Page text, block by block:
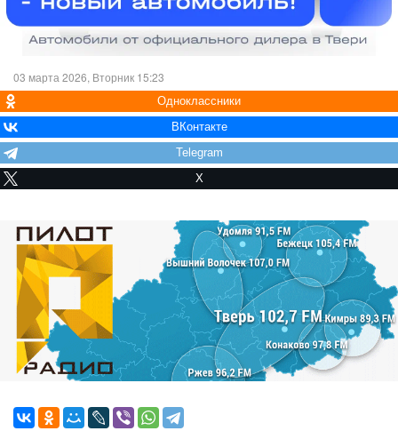
03 марта 2026, Вторник 15:23
Одноклассники
ВКонтакте
Telegram
X